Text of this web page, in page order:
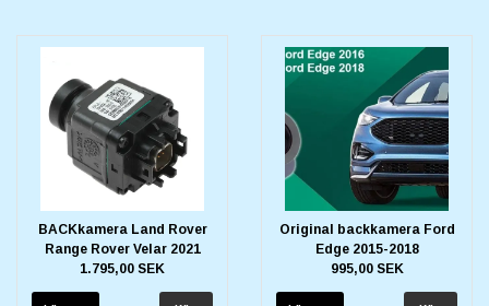
BACKkamera Land Rover
Range Rover Velar 2021
1.795,00 SEK
Original backkamera Ford
Edge 2015-2018
995,00 SEK